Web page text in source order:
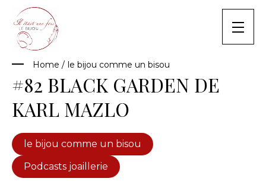
content
Home / le bijou comme un bisou
#82 BLACK GARDEN DE
KARL MAZLO
le bijou comme un bisou
Podcasts joaillerie